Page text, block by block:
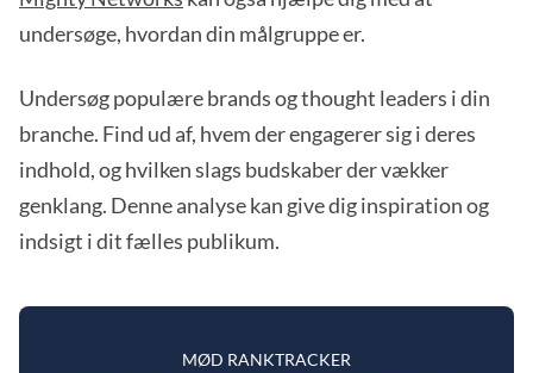
undersøge, hvordan din målgruppe er.
Undersøg populære brands og thought leaders i din
branche. Find ud af, hvem der engagerer sig i deres
indhold, og hvilken slags budskaber der vækker
genklang. Denne analyse kan give dig inspiration og
indsigt i dit fælles publikum.
MØD RANKTRACKER